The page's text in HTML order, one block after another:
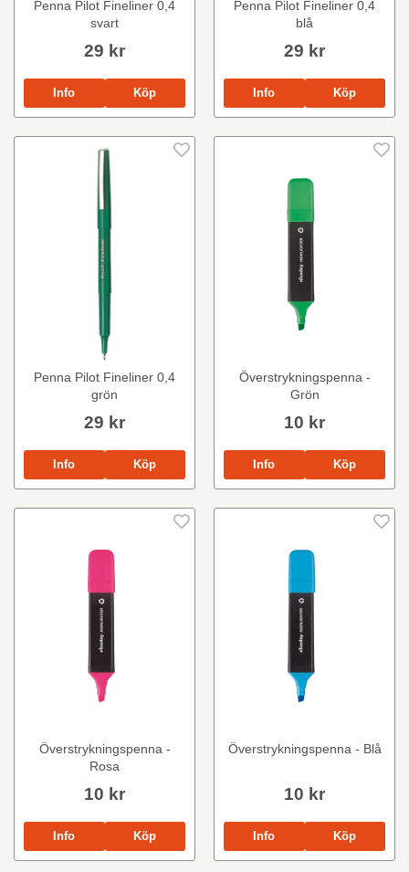
Penna Pilot Fineliner 0,4
svart
29 kr
Info Köp
Penna Pilot Fineliner 0,4
blå
29 kr
Info Köp
Penna Pilot Fineliner 0,4
grön
29 kr
Info Köp
Överstrykningspenna -
Grön
10 kr
Info Köp
Överstrykningspenna -
Rosa
10 kr
Info Köp
Överstrykningspenna - Blå
10 kr
Info Köp